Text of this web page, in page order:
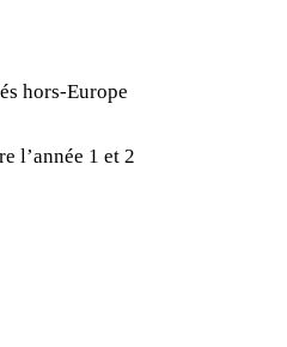
hors-Europe
l’année 1 et 2